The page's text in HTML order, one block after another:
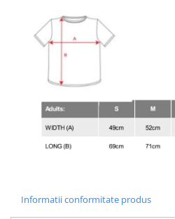
Informatii conformitate produs